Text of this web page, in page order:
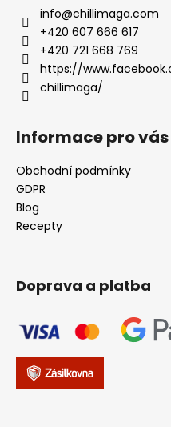
info@chillimaga.com
+420 607 666 617
+420 721 668 769
https://
chillimaga/
Informace pro vás
Obchodní podmínky
GDPR
Blog
Recepty
Doprava a platba